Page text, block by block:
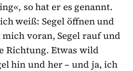
so hat er es genannt.
weiß: Segel öffnen und
voran, Segel rauf und
Richtung. Etwas wild
hin und her – und ja, ich